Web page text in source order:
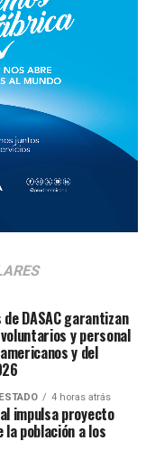
DASAC garantizan
y personal
y del
4 horas atrás
impulsa proyecto
población a los